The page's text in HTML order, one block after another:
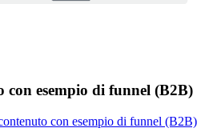
con esempio di funnel (B2B)
con esempio di funnel (B2B)